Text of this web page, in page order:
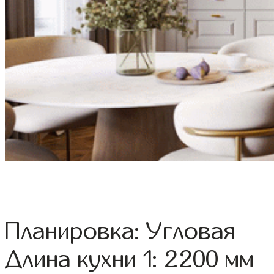
Планировка: Угловая
Длина кухни 1: 2200 мм